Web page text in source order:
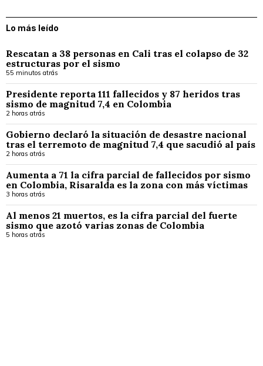
Lo más leído
Rescatan a 38 personas en Cali tras el colapso de 32
estructuras por el sismo
55 minutos atrás
Presidente reporta 111 fallecidos y 87 heridos tras
sismo de magnitud 7,4 en Colombia
2 horas atrás
Gobierno declaró la situación de desastre nacional
tras el terremoto de magnitud 7,4 que sacudió al país
2 horas atrás
Aumenta a 71 la cifra parcial de fallecidos por sismo
en Colombia, Risaralda es la zona con más víctimas
3 horas atrás
Al menos 21 muertos, es la cifra parcial del fuerte
sismo que azotó varias zonas de Colombia
5 horas atrás